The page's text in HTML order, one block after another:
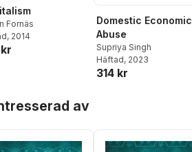
Fornäs
, 2014
Domestic Economic
Abuse
Supriya Singh
Häftad, 2023
314 kr
av